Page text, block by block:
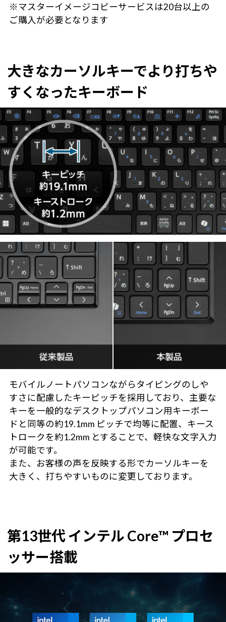
※マスターイメージコピーサービスは20台以上の
ご購入が必要となります
大きなカーソルキーでより打ちや
すくなったキーボード
モバイルノートパソコンながらタイピングのしや
すさに配慮したキーピッチを採用しており、主要な
キーを一般的なデスクトップパソコン用キーボー
ドと同等の約19.1mm ピッチで均等に配置、キース
トロークを約1.2mm とすることで、軽快な文字入力
が可能です。
また、お客様の声を反映する形でカーソルキーを
大きく、打ちやすいものに変更しております。
第13世代 インテル Core™ プロセ
ッサー搭載